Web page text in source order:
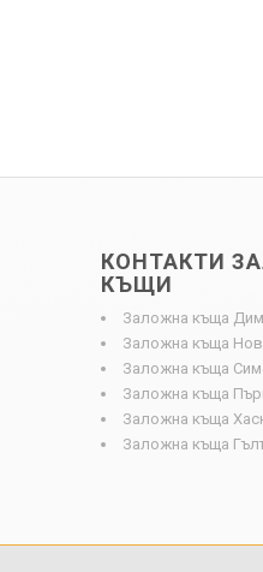
КОНТАКТИ
КЪЩИ
Заложна къща
Заложна къща
Заложна къща
Заложна къща
Заложна къща
Заложна къща